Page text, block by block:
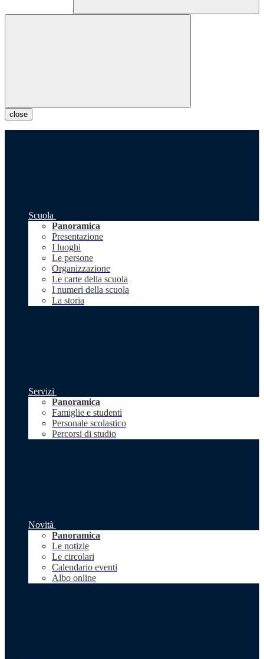
close
Scuola
Panoramica
Presentazione
I luoghi
Le persone
Organizzazione
Le carte della scuola
I numeri della scuola
La storia
Servizi
Panoramica
Famiglie e studenti
Personale scolastico
Percorsi di studio
Novità
Panoramica
Le notizie
Le circolari
Calendario eventi
Albo online